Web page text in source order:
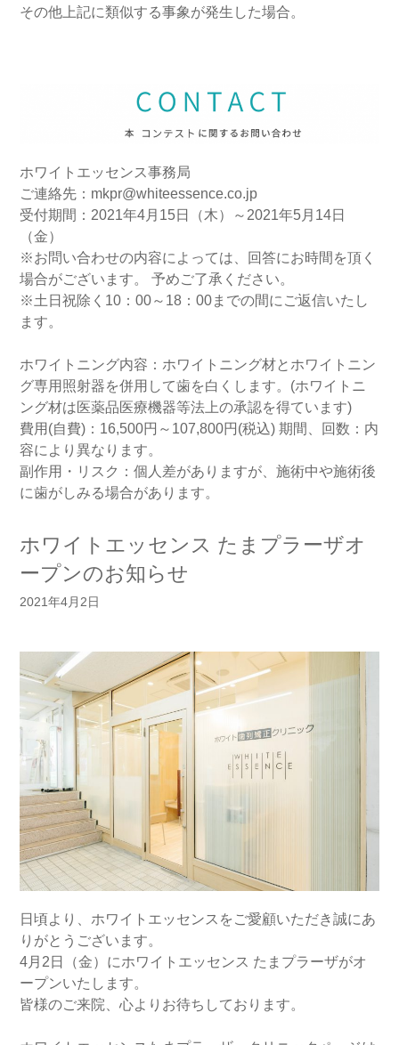
その他上記に類似する事象が発生した場合。
ホワイトエッセンス事務局
ご連絡先：mkpr@whiteessence.co.jp
受付期間：2021年4月15日（木）～2021年5月14日
（金）
※お問い合わせの内容によっては、回答にお時間を頂く
場合がございます。 予めご了承ください。
※土日祝除く10：00～18：00までの間にご返信いたし
ます。
ホワイトニング内容：ホワイトニング材とホワイトニン
グ専用照射器を併用して歯を白くします。(ホワイトニ
ング材は医薬品医療機器等法上の承認を得ています)
費用(自費)：16,500円～107,800円(税込) 期間、回数：内
容により異なります。
副作用・リスク：個人差がありますが、施術中や施術後
に歯がしみる場合があります。
ホワイトエッセンス たまプラーザオ
ープンのお知らせ
2021年4月2日
日頃より、ホワイトエッセンスをご愛顧いただき誠にあ
りがとうございます。
4月2日（金）にホワイトエッセンス たまプラーザがオ
ープンいたします。
皆様のご来院、心よりお待ちしております。